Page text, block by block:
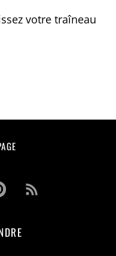
votre traîneau